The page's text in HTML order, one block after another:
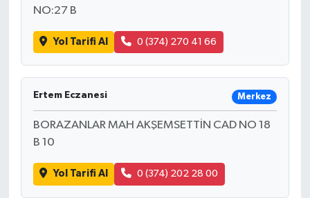
NO:27 B
Yol Tarifi Al 0 (374) 270 41 66
Ertem Eczanesi Merkez
BORAZANLAR MAH AKŞEMSETTİN CAD NO 18
B 10
Yol Tarifi Al 0 (374) 202 28 00